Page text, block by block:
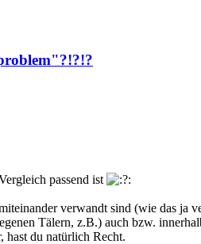
passend ist
verwandt sind (wie das
Tälern, z.B.) auch bzw.
hast du natürlich Recht.